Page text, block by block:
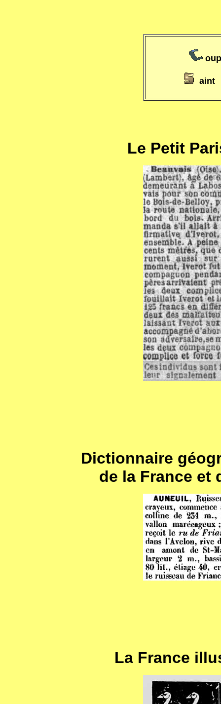
aint
Le Petit
Dictionnaire
de la France et
La France